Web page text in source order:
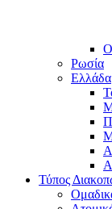
Ρωσία
Ελλάδα
Τύπος